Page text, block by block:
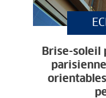
Brise-soleil